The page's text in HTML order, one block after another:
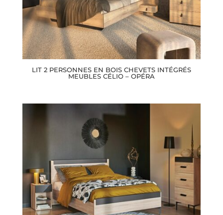
LIT 2 PERSONNES EN BOIS CHEVETS INTÉGRÉS
MEUBLES CÉLIO – OPÉRA